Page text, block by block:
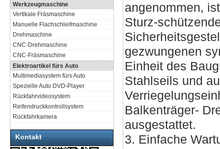
Werkzeugmaschine
Vertikale Fräsmaschine
Manuelle Flachschleifmaschine
Drehmaschine
CNC-Drehmaschine
CNC-Fräsmaschine
Elektroartikel fürs Auto
Multimediasystem fürs Auto
Spezielle Auto DVD-Player
Rückfahrvideosystem
Reifendruckkontrollsystem
Rückfahrkamera
Kontakt
angenommen,
Sturz-
gezwungenen
Einheit des
Stahlseils und
Balkenträger-
ausgestattet.
3. Einfache